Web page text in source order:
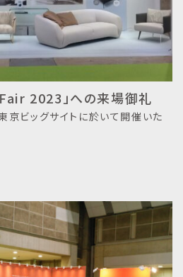
2023」への来場御礼
京ビッグサイトに於いて開催いた